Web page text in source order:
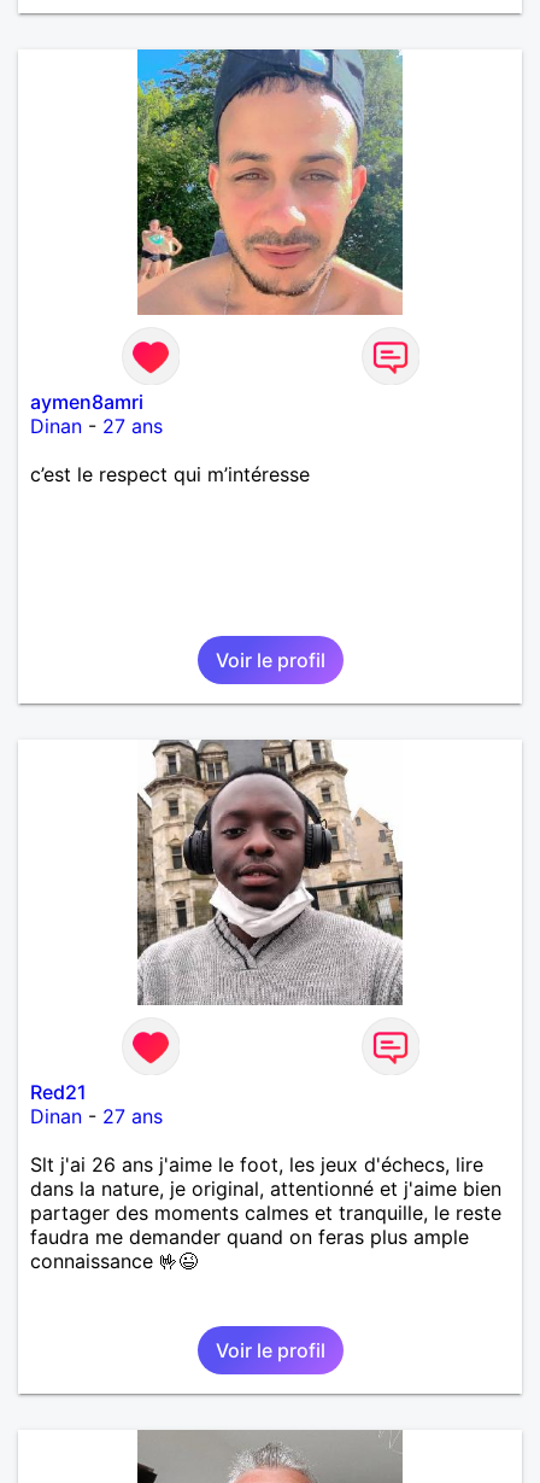
aymen8amri
Dinan - 27 ans
c’est le respect qui m’intéresse
Voir le profil
Red21
Dinan - 27 ans
Slt j'ai 26 ans j'aime le foot, les jeux d'échecs, lire
dans la nature, je original, attentionné et j'aime bien
partager des moments calmes et tranquille, le reste
faudra me demander quand on feras plus ample
connaissance 🤟😉
Voir le profil